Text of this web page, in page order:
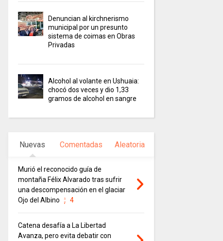
Denuncian al kirchnerismo
municipal por un presunto
sistema de coimas en Obras
Privadas
Alcohol al volante en Ushuaia:
chocó dos veces y dio 1,33
gramos de alcohol en sangre
Nuevas Comentadas Aleatoria
Murió el reconocido guía de
montaña Félix Alvarado tras sufrir
una descompensación en el glaciar
Ojo del Albino
4
Catena desafía a La Libertad
Avanza, pero evita debatir con